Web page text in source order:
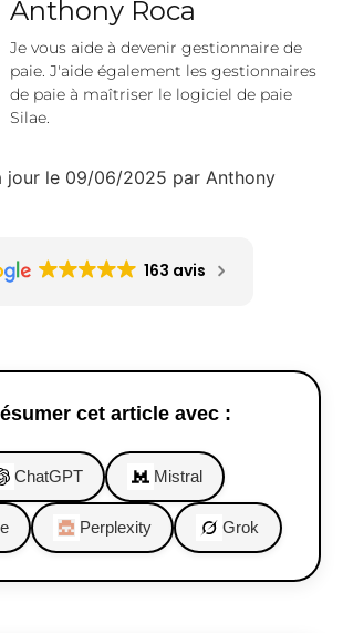
Anthony Roca
Je vous aide à devenir gestionnaire de
paie. J'aide également les gestionnaires
de paie à maîtriser le logiciel de paie
Silae.
jour le 09/06/2025 par Anthony
163 avis
cet article avec :
ChatGPT Mistral
Perplexity Grok